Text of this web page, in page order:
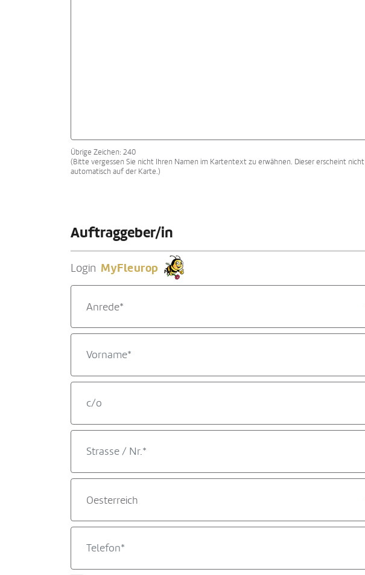
Übrige Zeichen: 240
(Bitte vergessen Sie nicht Ihren Namen im Kartentext zu erwähnen. Dieser erscheint nicht
automatisch auf der Karte.)
Auftraggeber/in
Login MyFleurop
Anrede*
Oesterreich